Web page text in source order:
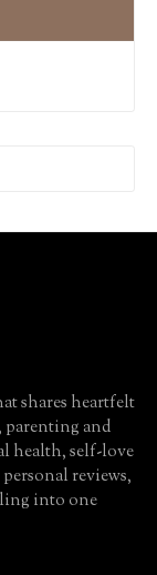
shares heartfelt
parenting and
health, self-love
reviews,
into one